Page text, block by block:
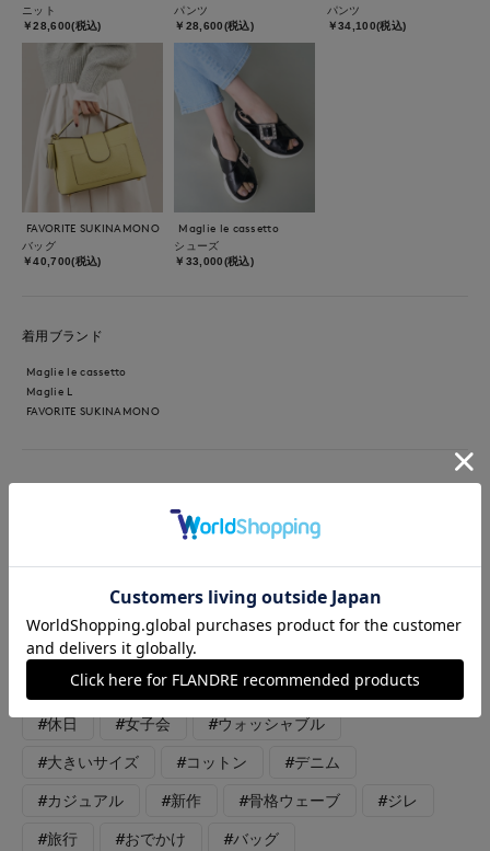
ニット
￥28,600(税込)
パンツ
￥28,600(税込)
パンツ
￥34,100(税込)
FAVORITE SUKINAMONO
バッグ
￥40,700(税込)
Maglie le cassetto
シューズ
￥33,000(税込)
着用ブランド
Maglie le cassetto
Maglie L
FAVORITE SUKINAMONO
ィゴ デニムにラメツィードニットでカジュアルになりすぎない
ように合わせました。ニットは前後2wayで着ていただけます。
クリアボタンが?なのも可愛い。合わせたMaglieジーンズはスト
レッチが効いており履きやすくインディゴ、サックス共にどちら
も合わせやすいカラーです。
#ニット #パンツ #オフィスカジュアル
#休日 #女子会 #ウォッシャブル
#大きいサイズ #コットン #デニム
#カジュアル #新作 #骨格ウェーブ #ジレ
#旅行 #おでかけ #バッグ